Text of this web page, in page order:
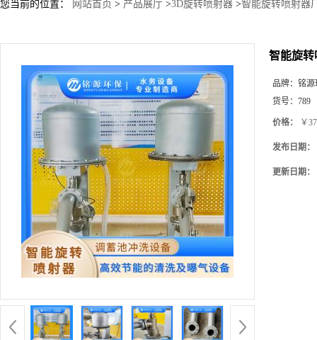
您当前的位置： 网站首页 > 产品展厅 >3D旋转喷射器 >智能旋转喷射器
智能旋转
品牌： 铭源
货号： 789
价格： ￥
发布日期：
更新日期：